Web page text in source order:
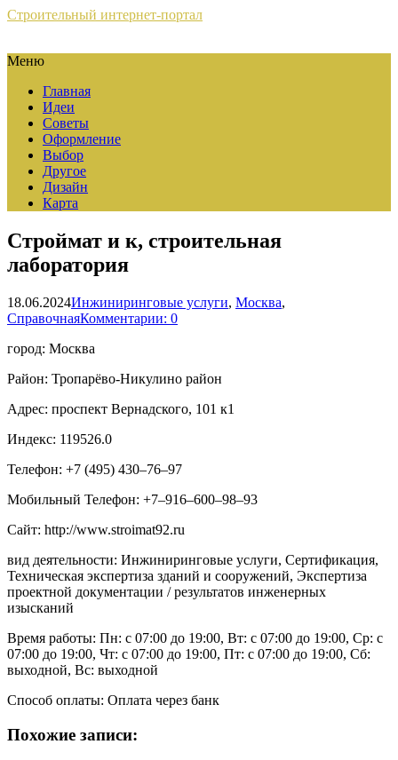
Строительный интернет-портал
Меню
Главная
Идеи
Советы
Оформление
Выбор
Другое
Дизайн
Карта
Строймат и к, строительная
лаборатория
18.06.2024Инжиниринговые услуги, Москва,
СправочнаяКомментарии: 0
город: Москва
Район: Тропарёво-Никулино район
Адрес: проспект Вернадского, 101 к1
Индекс: 119526.0
Телефон: +7 (495) 430‒76‒97
Мобильный Телефон: +7‒916‒600‒98‒93
Сайт: http://www.stroimat92.ru
вид деятельности: Инжиниринговые услуги, Сертификация,
Техническая экспертиза зданий и сооружений, Экспертиза
проектной документации / результатов инженерных
изысканий
Время работы: Пн: с 07:00 до 19:00, Вт: с 07:00 до 19:00, Ср: с
07:00 до 19:00, Чт: с 07:00 до 19:00, Пт: с 07:00 до 19:00, Сб:
выходной, Вс: выходной
Способ оплаты: Оплата через банк
Похожие записи: